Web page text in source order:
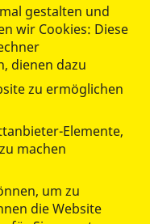
gestalten und
wir Cookies: Diese
dienen dazu
zu ermöglichen
Elemente,
machen
um zu
die Website